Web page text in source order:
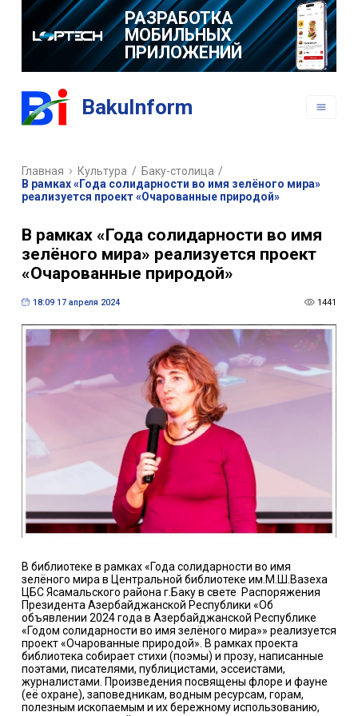
РАЗРАБОТКА
МОБИЛЬНЫХ
ПРИЛОЖЕНИЙ
BakuInform
Главная Культура / Баку-столица /
В рамках «Года солидарности во имя зелёного мира»
реализуется проект «Очарованные природой»
В рамках «Года солидарности во имя
зелёного мира» реализуется проект
«Очарованные природой»
18:09 17 апреля 2024 1441
В библиотеке в рамках «Года солидарности во имя
зелёного мира в Центральной библиотеке им.М.Ш.Вазеха
ЦБС Ясамальского района г.Баку в свете Распоряжения
Президента Азербайджанской Республики «Об
объявлении 2024 года в Азербайджанской Республике
«Годом солидарности во имя зелёного мира»» реализуется
проект «Очарованные природой». В рамках проекта
библиотека собирает стихи (поэмы) и прозу, написанные
поэтами, писателями, публицистами, эссеистами,
журналистами. Произведения посвящены флоре и фауне
(её охране), заповедникам, водным ресурсам, горам,
полезным ископаемым и их бережному использованию,